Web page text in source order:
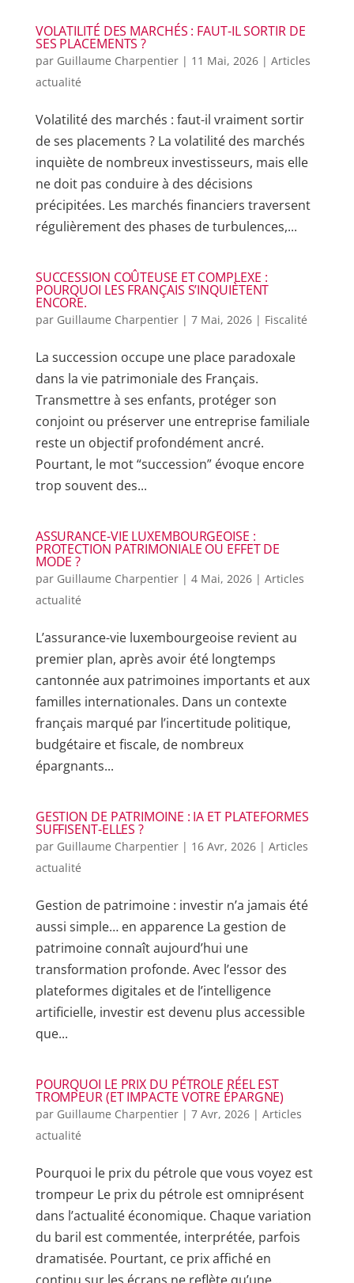
VOLATILITÉ DES MARCHÉS : FAUT-IL SORTIR DE
SES PLACEMENTS ?
par Guillaume Charpentier| 11 Mai, 2026| Articles
actualité
Volatilité des marchés : faut-il vraiment sortir
de ses placements ? La volatilité des marchés
inquiète de nombreux investisseurs, mais elle
ne doit pas conduire à des décisions
précipitées. Les marchés financiers traversent
régulièrement des phases de turbulences,...
SUCCESSION COÛTEUSE ET COMPLEXE :
POURQUOI LES FRANÇAIS S’INQUIÈTENT
ENCORE.
par Guillaume Charpentier| 7 Mai, 2026| Fiscalité
La succession occupe une place paradoxale
dans la vie patrimoniale des Français.
Transmettre à ses enfants, protéger son
conjoint ou préserver une entreprise familiale
reste un objectif profondément ancré.
Pourtant, le mot “succession” évoque encore
trop souvent des...
ASSURANCE-VIE LUXEMBOURGEOISE :
PROTECTION PATRIMONIALE OU EFFET DE
MODE ?
par Guillaume Charpentier| 4 Mai, 2026| Articles
actualité
L’assurance-vie luxembourgeoise revient au
premier plan, après avoir été longtemps
cantonnée aux patrimoines importants et aux
familles internationales. Dans un contexte
français marqué par l’incertitude politique,
budgétaire et fiscale, de nombreux
épargnants...
GESTION DE PATRIMOINE : IA ET PLATEFORMES
SUFFISENT-ELLES ?
par Guillaume Charpentier| 16 Avr, 2026| Articles
actualité
Gestion de patrimoine : investir n’a jamais été
aussi simple… en apparence La gestion de
patrimoine connaît aujourd’hui une
transformation profonde. Avec l’essor des
plateformes digitales et de l’intelligence
artificielle, investir est devenu plus accessible
que...
POURQUOI LE PRIX DU PÉTROLE RÉEL EST
TROMPEUR (ET IMPACTE VOTRE ÉPARGNE)
par Guillaume Charpentier| 7 Avr, 2026| Articles
actualité
Pourquoi le prix du pétrole que vous voyez est
trompeur Le prix du pétrole est omniprésent
dans l’actualité économique. Chaque variation
du baril est commentée, interprétée, parfois
dramatisée. Pourtant, ce prix affiché en